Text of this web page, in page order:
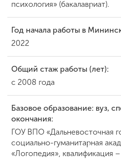
Приемная
комиссия
+7 (831) 262-26-20
психология» (бакалавриат).
Год начала работы в
2022
Общий стаж работы (лет):
с 2008 года
Базовое образование: вуз,
окончания:
ГОУ ВПО «Дальневосточная
социально-гуманитарная
«Логопедия», квалификация